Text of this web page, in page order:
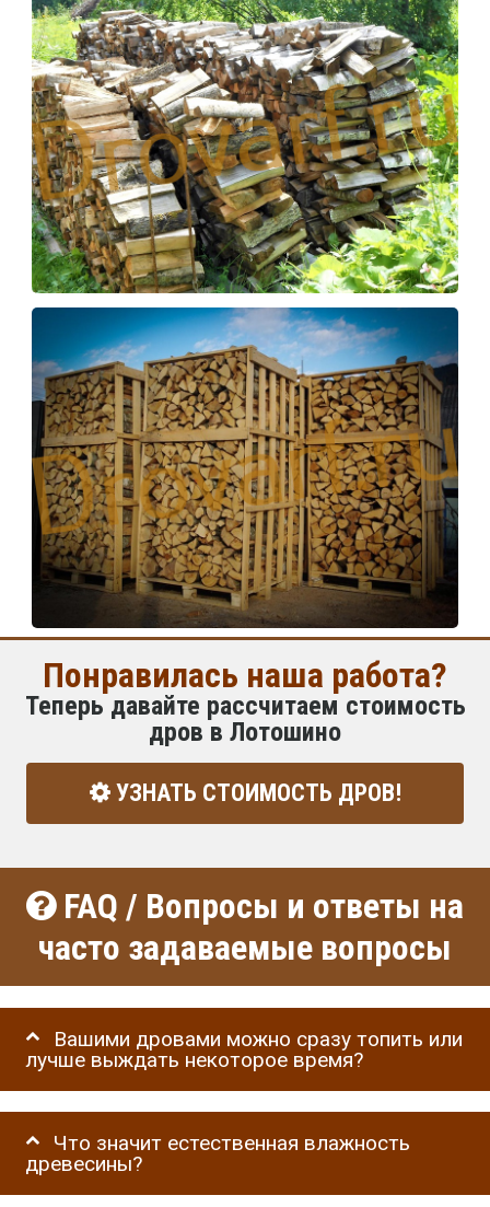
Понравилась наша работа?
Теперь давайте рассчитаем стоимость
дров в Лотошино
УЗНАТЬ СТОИМОСТЬ ДРОВ!
FAQ / Вопросы и ответы на
часто задаваемые вопросы
Вашими дровами можно сразу топить или
лучше выждать некоторое время?
Что значит естественная влажность
древесины?